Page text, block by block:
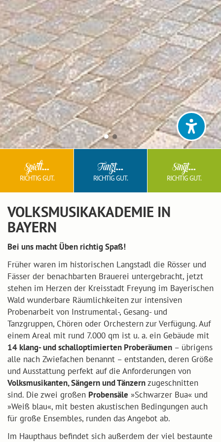
Spielt...
RICHTIG GUT.
Tanzt...
RICHTIG GUT.
Singt...
RICHTIG GUT.
VOLKSMUSIKAKADEMIE IN
BAYERN
Bei uns macht Üben richtig Spaß!
Früher waren im historischen Langstadl die Rösser und
Fässer der benachbarten Brauerei untergebracht, jetzt
stehen im Herzen der Kreisstadt Freyung im Bayerischen
Wald wunderbare Räumlichkeiten zur intensiven
Probenarbeit von Instrumental-, Gesang- und
Tanzgruppen, Chören oder Orchestern zur Verfügung. Auf
einem Areal mit rund 7.000 qm ist u. a. ein Gebäude mit
14 klang- und schalloptimierten Proberäumen – übrigens
alle nach Zwiefachen benannt – entstanden, deren Größe
und Ausstattung perfekt auf die Anforderungen von
Volksmusikanten, Sängern und Tänzernzugeschnitten
sind. Die zwei großen Probensäle »Schwarzer Bua« und
»Weiß blau«, mit besten akustischen Bedingungen auch
für große Ensembles, runden das Angebot ab.
Im Haupthaus befindet sich außerdem der viel bestaunte